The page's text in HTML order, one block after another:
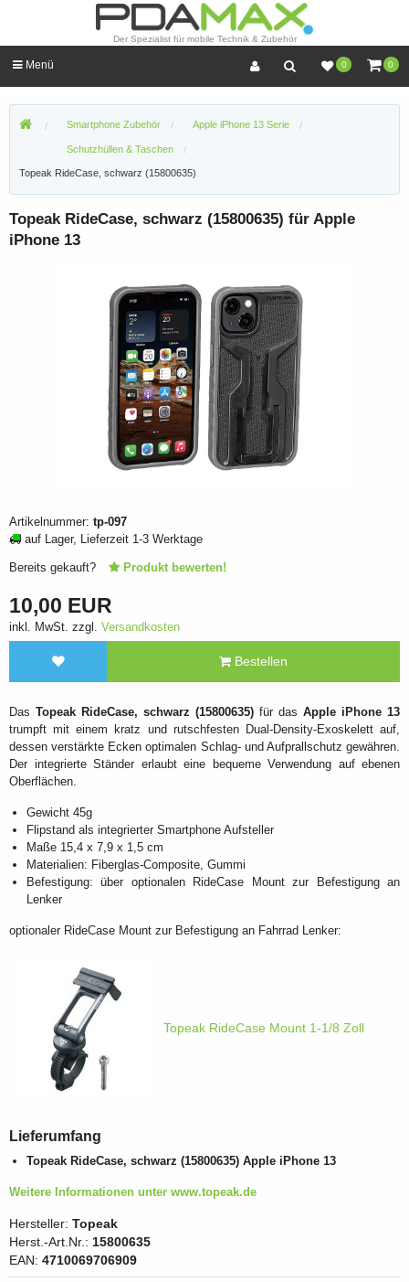
Der Spezialist für mobile Technik & Zubehör
0 0
Menü
Smartphone Zubehör Apple iPhone 13 Serie
Schutzhüllen & Taschen
Topeak RideCase, schwarz (15800635)
Topeak RideCase, schwarz (15800635) für Apple
iPhone 13
Artikelnummer: tp-097
auf Lager, Lieferzeit 1-3 Werktage
Bereits gekauft? Produkt bewerten!
10,00 EUR
inkl. MwSt. zzgl. Versandkosten
Bestellen
Das Topeak RideCase, schwarz (15800635) für das Apple iPhone 13
trumpft mit einem kratz und rutschfesten Dual-Density-Exoskelett auf,
dessen verstärkte Ecken optimalen Schlag- und Aufprallschutz gewähren.
Der integrierte Ständer erlaubt eine bequeme Verwendung auf ebenen
Oberflächen.
Gewicht 45g
Flipstand als integrierter Smartphone Aufsteller
Maße 15,4 x 7,9 x 1,5 cm
Materialien: Fiberglas-Composite, Gummi
Befestigung: über optionalen RideCase Mount zur Befestigung an
Lenker
optionaler RideCase Mount zur Befestigung an Fahrrad Lenker:
Topeak RideCase Mount 1-1/8 Zoll
Lieferumfang
Topeak RideCase, schwarz (15800635) Apple iPhone 13
Weitere Informationen unter www.topeak.de
Hersteller: Topeak
Herst.-Art.Nr.: 15800635
EAN: 4710069706909